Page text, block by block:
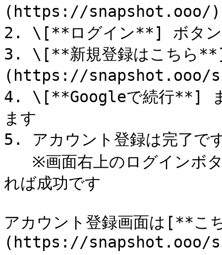
(https://snapshot.ooo/)
2. \[**ログイン**] ボタン
3. \[**新規登録はこちら**]
(https://snapshot.ooo/
4. \[**Googleで続行**]
ます
5. アカウント登録は完了で
れば成功です
アカウント登録画面は[**こ
(https://snapshot.ooo/